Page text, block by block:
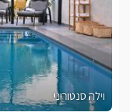
וילה סנטוריני